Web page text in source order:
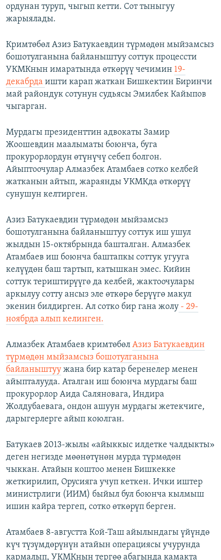
ордунан туруп, чыгып кетти. Сот тыныгуу
жарыялады.
Кримтөбөл Азиз Батукаевдин түрмөдөн мыйзамсыз
бошотулганына байланыштуу соттук процессти
УКМКнын имаратында өткөрүү чечимин 19-
декабрда ишти карап жаткан Бишкектин Биринчи
май райондук сотунун судьясы Эмилбек Кайыпов
чыгарган.
Мурдагы президенттин адвокаты Замир
Жоошевдин маалыматы боюнча, буга
прокурорлордун өтүнүчү себеп болгон.
Айыптоочулар Алмазбек Атамбаев сотко келбей
жатканын айтып, жараянды УКМКда өткөрүү
сунушун келтирген.
Азиз Батукаевдин түрмөдөн мыйзамсыз
бошотулганына байланыштуу соттук иш ушул
жылдын 15-октябрында башталган. Алмазбек
Атамбаев иш боюнча баштапкы соттук угууга
келүүдөн баш тартып, катышкан эмес. Кийин
соттук териштирүүгө да келбей, жактоочулары
аркылуу сотту ансыз эле өткөрө берүүгө макул
экенин билдирген. Ал сотко бир гана жолу - 29-
ноябрда алып келинген.
Алмазбек Атамбаев кримтөбөл Азиз Батукаевдин
түрмөдөн мыйзамсыз бошотулганына
байланыштуу жана бир катар беренелер менен
айыпталууда. Аталган иш боюнча мурдагы баш
прокурорлор Аида Саляновага, Индира
Жолдубаевага, ондон ашуун мурдагы жетекчиге,
дарыгерлерге айып коюлган.
Батукаев 2013-жылы «айыккыс илдетке чалдыкты»
деген негизде мөөнөтүнөн мурда түрмөдөн
чыккан. Атайын коштоо менен Бишкекке
жеткирилип, Орусияга учуп кеткен. Ички иштер
министрлиги (ИИМ) быйыл бул боюнча кылмыш
ишин кайра тергеп, сотко өткөрүп берген.
Атамбаев 8-августта Кой-Таш айылындагы үйүндө
күч түзүмдөрүнүн атайын операциясы учурунда
кармалып, УКМКнын тергөө абагында камакта